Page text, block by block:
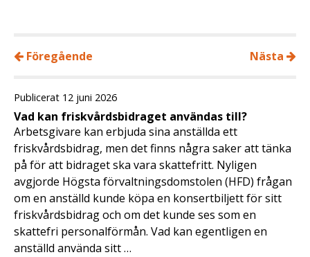
Föregående Nästa
Publicerat 12 juni 2026
Vad kan friskvårdsbidraget användas till?
Arbetsgivare kan erbjuda sina anställda ett
friskvårdsbidrag, men det finns några saker att tänka
på för att bidraget ska vara skattefritt. Nyligen
avgjorde Högsta förvaltningsdomstolen (HFD) frågan
om en anställd kunde köpa en konsertbiljett för sitt
friskvårdsbidrag och om det kunde ses som en
skattefri personalförmån. Vad kan egentligen en
anställd använda sitt …